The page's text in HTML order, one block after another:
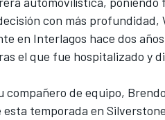
con más
en Interlagos hace dos
el que fue hospitalizado y
compañero de equipo,
temporada en